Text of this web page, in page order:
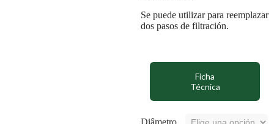
Se puede utilizar para reemplazar
dos pasos de filtración.
Ficha
Técnica
Diâmetro